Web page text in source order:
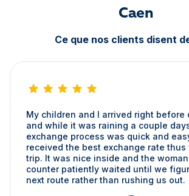
Caen
Ce que nos clients disent
My children and I arrived right before
and while it was raining a couple
exchange process was quick and
received the best exchange rate thus
trip. It was nice inside and the
counter patiently waited until we
next route rather than rushing us out.